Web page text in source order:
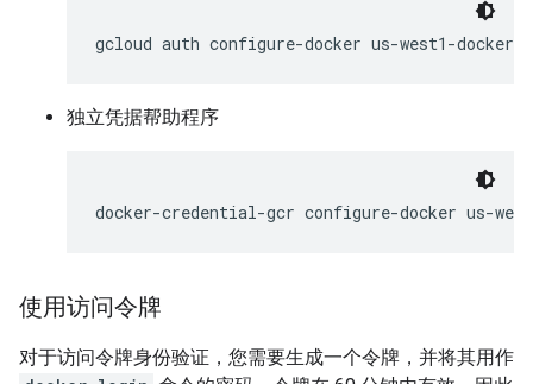
gcloud auth configure-docker
独立凭据帮助程序
docker-credential-gcr configure-docker
使用访问令牌
对于访问令牌身份验证，您需要生成一个令牌，并将其用作